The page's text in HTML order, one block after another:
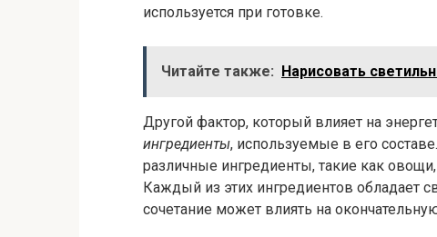
используется при готовке.
Читайте также: Нарисовать
Другой фактор, который влияет на
ингредиенты, используемые в его
различные ингредиенты, такие как
Каждый из этих ингредиентов обладает
сочетание может влиять на